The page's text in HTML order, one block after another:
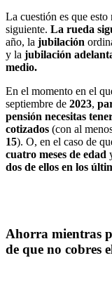
La cuestión es que
siguiente. La rueda
año, la jubilación
y la jubilación
medio.
En el momento en el
septiembre de 2023,
pensión necesitas
cotizados (con al
15). O, en el caso de
cuatro meses de edad
dos de ellos en los
Ahorra mientras
de que no cobres